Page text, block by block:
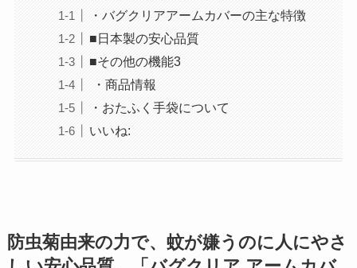
・バグクリアアームカバーの主な特徴
■日本製の安心品質
■その他の機能3
・商品情報
・おたふく手袋について
いいね:
防虫菊由来の力で、蚊が嫌うのに人にやさ